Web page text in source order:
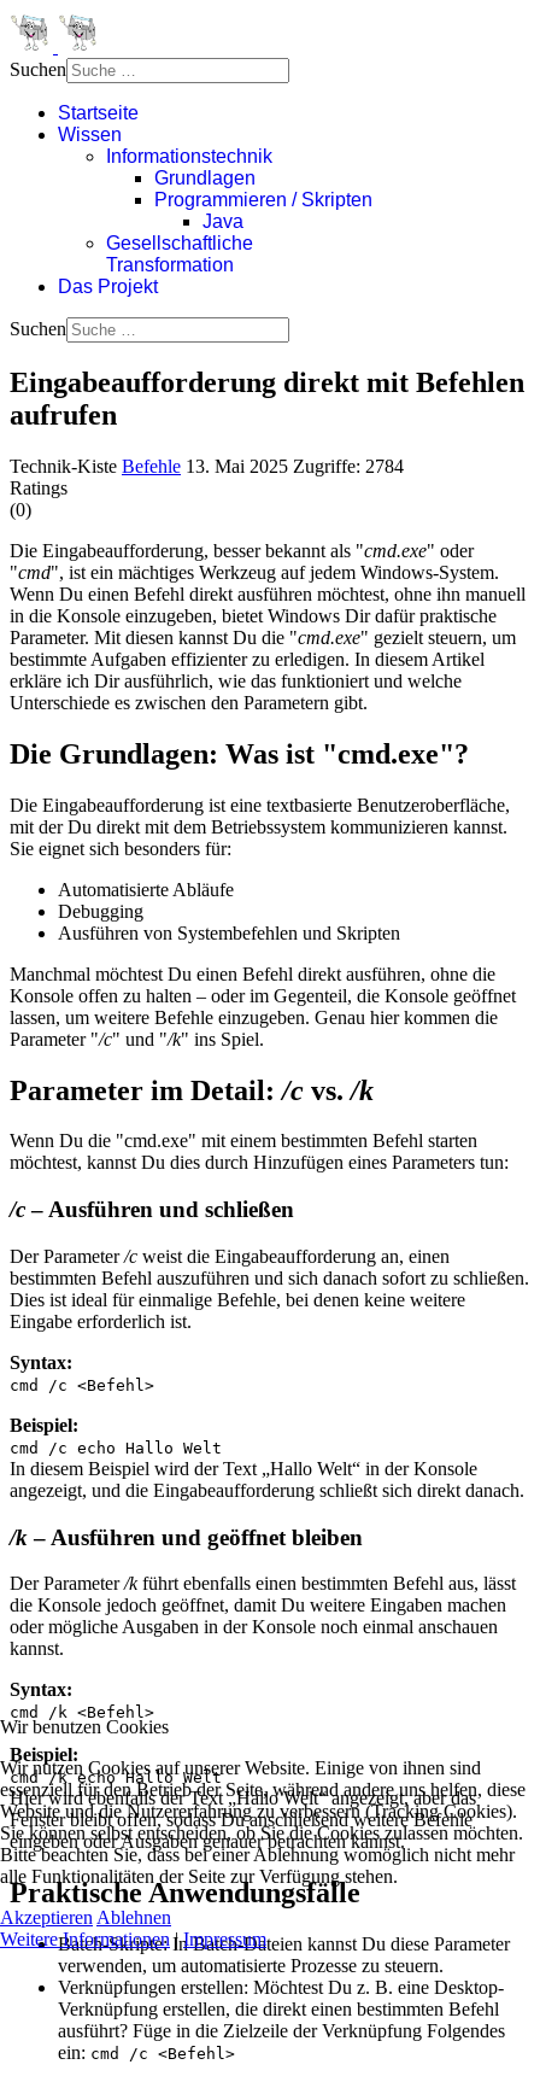
Suchen
Startseite
Wissen
Informationstechnik
Grundlagen
Programmieren / Skripten
Java
Gesellschaftliche
Transformation
Das Projekt
Suchen
Eingabeaufforderung direkt mit Befehlen
aufrufen
Technik-Kiste Befehle 13. Mai 2025 Zugriffe: 2784
Ratings
(0)
Die Eingabeaufforderung, besser bekannt als "cmd.exe" oder
"cmd", ist ein mächtiges Werkzeug auf jedem Windows-System.
Wenn Du einen Befehl direkt ausführen möchtest, ohne ihn manuell
in die Konsole einzugeben, bietet Windows Dir dafür praktische
Parameter. Mit diesen kannst Du die "cmd.exe" gezielt steuern, um
bestimmte Aufgaben effizienter zu erledigen. In diesem Artikel
erkläre ich Dir ausführlich, wie das funktioniert und welche
Unterschiede es zwischen den Parametern gibt.
Die Grundlagen: Was ist "cmd.exe"?
Die Eingabeaufforderung ist eine textbasierte Benutzeroberfläche,
mit der Du direkt mit dem Betriebssystem kommunizieren kannst.
Sie eignet sich besonders für:
Automatisierte Abläufe
Debugging
Ausführen von Systembefehlen und Skripten
Manchmal möchtest Du einen Befehl direkt ausführen, ohne die
Konsole offen zu halten – oder im Gegenteil, die Konsole geöffnet
lassen, um weitere Befehle einzugeben. Genau hier kommen die
Parameter "/c" und "/k" ins Spiel.
Parameter im Detail:/c vs./k
Wenn Du die "cmd.exe" mit einem bestimmten Befehl starten
möchtest, kannst Du dies durch Hinzufügen eines Parameters tun:
/c– Ausführen und schließen
Der Parameter/c weist die Eingabeaufforderung an, einen
bestimmten Befehl auszuführen und sich danach sofort zu schließen.
Dies ist ideal für einmalige Befehle, bei denen keine weitere
Eingabe erforderlich ist.
Syntax:
cmd /c <Befehl>
Beispiel:
cmd /c echo Hallo Welt
In diesem Beispiel wird der Text „Hallo Welt“ in der Konsole
angezeigt, und die Eingabeaufforderung schließt sich direkt danach.
/k– Ausführen und geöffnet bleiben
Der Parameter/kführt ebenfalls einen bestimmten Befehl aus, lässt
die Konsole jedoch geöffnet, damit Du weitere Eingaben machen
oder mögliche Ausgaben in der Konsole noch einmal anschauen
kannst.
Syntax:
cmd /k <Befehl>
Beispiel:
cmd /k echo Hallo Welt
Hier wird ebenfalls der Text „Hallo Welt“ angezeigt, aber das
Fenster bleibt offen, sodass Du anschließend weitere Befehle
eingeben oder Ausgaben genauer betrachten kannst.
Praktische Anwendungsfälle
Batch-Skripte: In Batch-Dateien kannst Du diese Parameter
verwenden, um automatisierte Prozesse zu steuern.
Verknüpfungen erstellen: Möchtest Du z. B. eine Desktop-
Verknüpfung erstellen, die direkt einen bestimmten Befehl
ausführt? Füge in die Zielzeile der Verknüpfung Folgendes
ein: cmd /c <Befehl>
Wir benutzen Cookies
Wir nutzen Cookies auf unserer Website. Einige von ihnen sind
essenziell für den Betrieb der Seite, während andere uns helfen, diese
Website und die Nutzererfahrung zu verbessern (Tracking Cookies).
Sie können selbst entscheiden, ob Sie die Cookies zulassen möchten.
Bitte beachten Sie, dass bei einer Ablehnung womöglich nicht mehr
alle Funktionalitäten der Seite zur Verfügung stehen.
Akzeptieren Ablehnen
Weitere Informationen|Impressum